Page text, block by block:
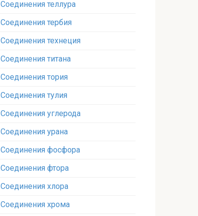
Соединения теллура‎
Соединения тербия‎
Соединения технеция‎
Соединения титана
Соединения тория‎
Соединения тулия‎
Соединения углерода‎
Соединения урана‎
Соединения фосфора‎
Соединения фтора‎
Соединения хлора‎
Соединения хрома‎